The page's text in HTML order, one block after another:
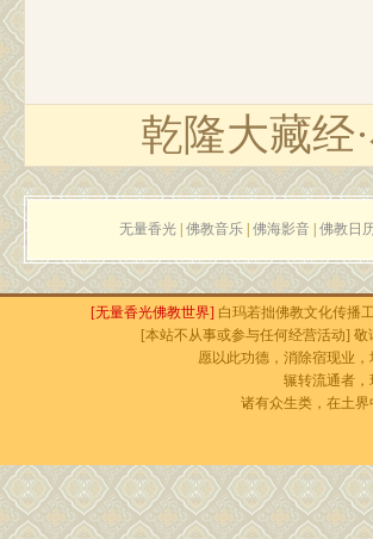
乾隆大藏经
无量香光 佛教音乐 佛海影音 佛教日
[无量香光佛教世界] 白玛若拙佛教文化传播
[本站不从事或参与任何经营活动]
愿以此功德，消除宿现业
辗转流通者
诸有众生类，在土